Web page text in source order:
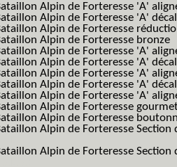
Alpin de Forteresse 'A'
Alpin de Forteresse 'A'
Alpin de Forteresse
Alpin de Forteresse bronze
Alpin de Forteresse 'A'
Alpin de Forteresse 'A'
Alpin de Forteresse 'A'
Alpin de Forteresse 'A'
Alpin de Forteresse 'A'
Alpin de Forteresse
Alpin de Forteresse
Alpin de Forteresse
Alpin de Forteresse